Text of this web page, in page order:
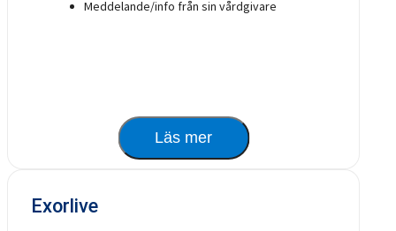
Meddelande/info från sin vårdgivare
Läs mer
Exorlive